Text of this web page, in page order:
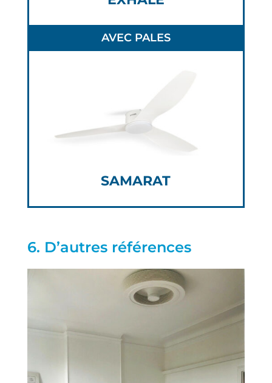
AVEC PALES
SAMARAT
6. D’autres références